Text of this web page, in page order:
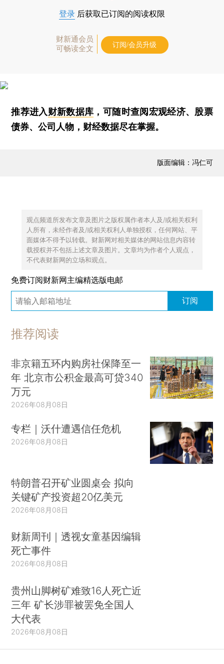
登录 后获取已订阅的阅读权限
财新通会员
可畅读全文
订阅/会员升级
推荐进入财新数据库 ，可随时查阅宏观经济、股票
债券、公司人物，财经数据尽在掌握。
版面编辑：冯仁可
观点频道所发布文章及图片之版权属作者本人及/或相关权利
人所有，未经作者及/或相关权利人单独授权，任何网站、平
面媒体不得予以转载。财新网对相关媒体的网站信息内容转
载授权并不包括上述文章及图片。文章均为作者个人观点，
不代表财新网的立场和观点。
免费订阅财新网主编精选版电邮
订阅
推荐阅读
非京籍五环内购房社保降至一
年 北京市公积金最高可贷340
万元
2026年08月08日
专栏｜沃什遭遇信任危机
2026年08月08日
特朗普召开矿业圆桌会 拟向
关键矿产投资超20亿美元
2026年08月08日
财新周刊｜透视女童基因编辑
死亡事件
2026年08月08日
贵州山脚树矿难致16人死亡近
三年 矿长涉罪被罢免全国人
大代表
2026年08月08日